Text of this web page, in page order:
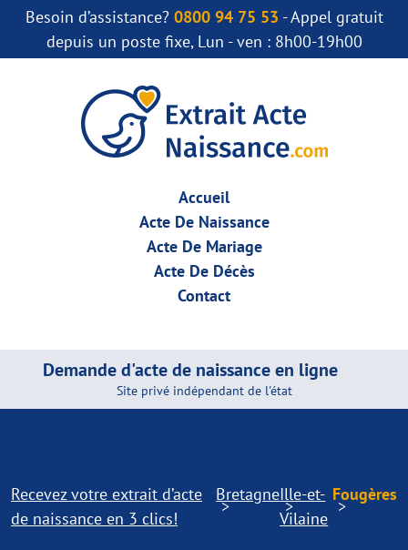
Besoin d’assistance? 0800 94 75 53 - Appel gratuit
depuis un poste fixe, Lun - ven : 8h00-19h00
Accueil
Acte De Naissance
Acte De Mariage
Acte De Décès
Contact
Demande d'acte de naissance en ligne
Site privé indépendant de l'état
Recevez votre extrait d’acte
de naissance en 3 clics!
BretagneIlle-et-
Vilaine
Fougères